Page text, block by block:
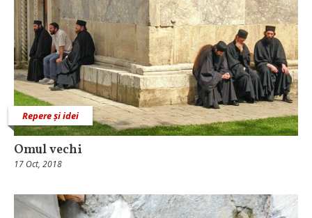
Repere și idei
Omul vechi
17 Oct, 2018